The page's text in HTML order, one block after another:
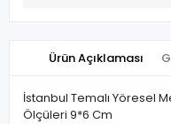
Ürün Açıklaması
İstanbul Temalı Yöresel
Ölçüleri 9*6 Cm